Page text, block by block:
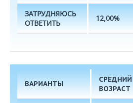
ЗАТРУДНЯЮСЬ
ОТВЕТИТЬ
12,00%
ВАРИАНТЫ
СРЕДНИЙ
ВОЗРАСТ